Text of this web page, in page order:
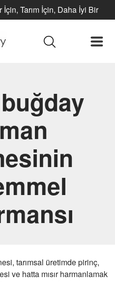
Tarım İçin, Daha İyi Bir
buğday
tarımsal üretimde pirinç,
ve hatta mısır harmanlamak